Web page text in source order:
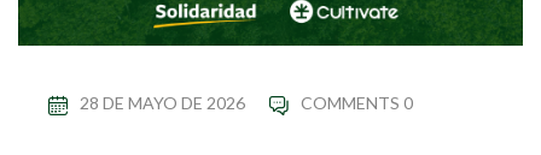
28 DE MAYO DE 2026 COMMENTS 0